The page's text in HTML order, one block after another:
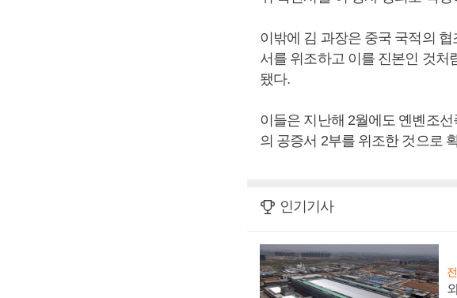
이밖에 김 과장은 중국 국적의
서를 위조하고 이를 진본인 것처
됐다.
이들은 지난해 2월에도 옌볜조
의 공증서 2부를 위조한 것으로
인기기사